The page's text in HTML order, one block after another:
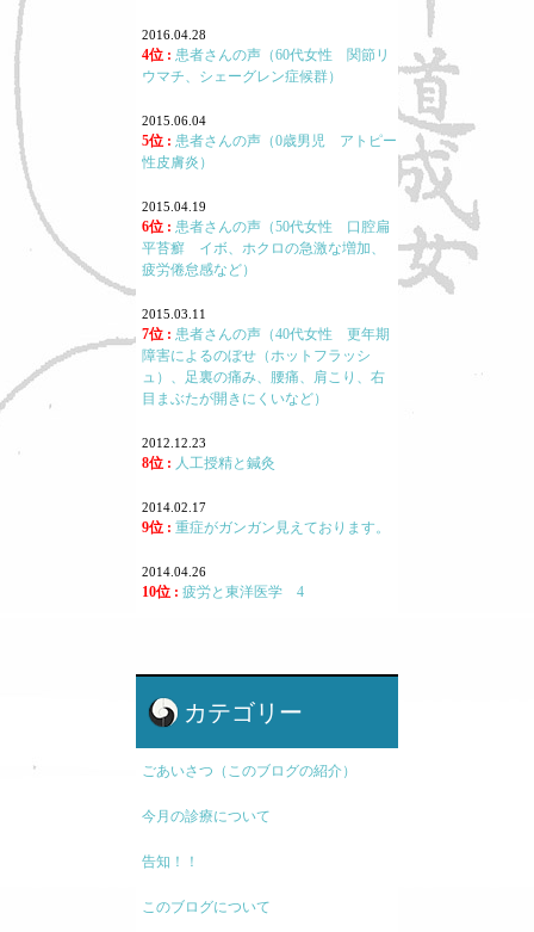
2016.04.28
4位 : 患者さんの声（60代女性 関節リ
ウマチ、シェーグレン症候群）
2015.06.04
5位 : 患者さんの声（0歳男児 アトピー
性皮膚炎）
2015.04.19
6位 : 患者さんの声（50代女性 口腔扁
平苔癬 イボ、ホクロの急激な増加、
疲労倦怠感など）
2015.03.11
7位 : 患者さんの声（40代女性 更年期
障害によるのぼせ（ホットフラッシ
ュ）、足裏の痛み、腰痛、肩こり、右
目まぶたが開きにくいなど）
2012.12.23
8位 : 人工授精と鍼灸
2014.02.17
9位 : 重症がガンガン見えております。
2014.04.26
10位 : 疲労と東洋医学 4
カテゴリー
ごあいさつ（このブログの紹介）
今月の診療について
告知！！
このブログについて